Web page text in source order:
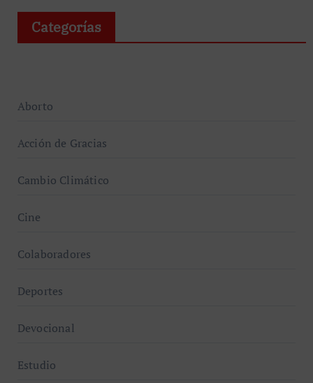
Categorías
Aborto
Acción de Gracias
Cambio Climático
Cine
Colaboradores
Deportes
Devocional
Estudio